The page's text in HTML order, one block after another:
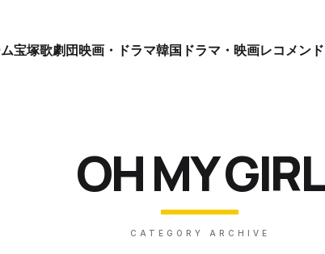
宝塚歌劇団映画・ドラマ韓国ドラマ・映画レコメンド
OH MY GIRL
CATEGORY ARCHIVE